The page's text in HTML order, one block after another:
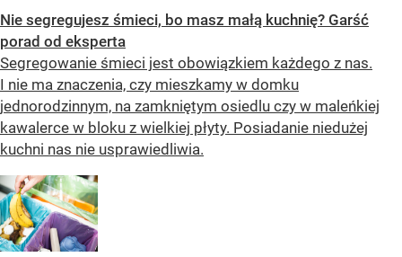
Nie segregujesz śmieci, bo masz małą kuchnię? Garść
porad od eksperta
Segregowanie śmieci jest obowiązkiem każdego z nas.
I nie ma znaczenia, czy mieszkamy w domku
jednorodzinnym, na zamkniętym osiedlu czy w maleńkiej
kawalerce w bloku z wielkiej płyty. Posiadanie niedużej
kuchni nas nie usprawiedliwia.